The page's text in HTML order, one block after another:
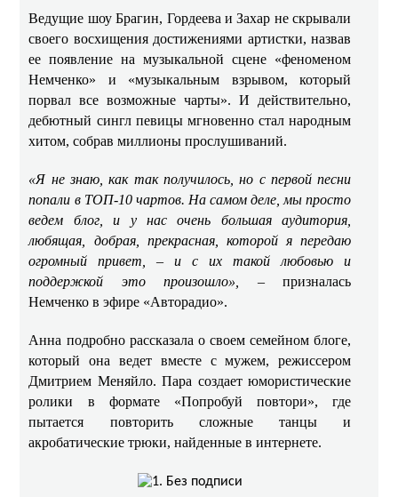
Ведущие шоу Брагин, Гордеева и Захар не скрывали
своего восхищения достижениями артистки, назвав
ее появление на музыкальной сцене «феноменом
Немченко» и «музыкальным взрывом, который
порвал все возможные чарты». И действительно,
дебютный сингл певицы мгновенно стал народным
хитом, собрав миллионы прослушиваний. ​​
«Я не знаю, как так получилось, но с первой песни
попали в ТОП-10 чартов. На самом деле, мы просто
ведем блог, и у нас очень большая аудитория,
любящая, добрая, прекрасная, которой я передаю
огромный привет, – и с их такой любовью и
поддержкой это произошло»,
– призналась
Немченко в эфире «Авторадио». ​
Анна подробно рассказала о своем семейном блоге,
который она ведет вместе с мужем, режиссером
Дмитрием Меняйло. Пара создает юмористические
ролики в формате «Попробуй повтори», где
пытается повторить сложные танцы и
акробатические трюки, найденные в интернете. ​​